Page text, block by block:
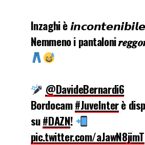
Inzaghi è 𝙞𝙣𝙘𝙤𝙣𝙩𝙚𝙣𝙞𝙗𝙞𝙡𝙚
Nemmeno i pantaloni
@DavideBernardi6
Bordocam#JuveInterè
su#DAZN!
pic.twitter.com/aJawN8jimT